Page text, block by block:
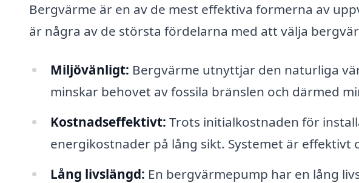
Bergvärme är en av de mest effektiva formerna av
är några av de största fördelarna med att välja
Miljövänligt: Bergvärme utnyttjar den naturliga
minskar behovet av fossila bränslen och därmed
Kostnadseffektivt: Trots initialkostnaden för
energikostnader på lång sikt. Systemet är effektivt
Lång livslängd: En bergvärmepump har en lång